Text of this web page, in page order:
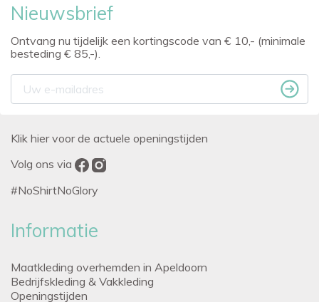
Nieuwsbrief
Ontvang nu tijdelijk een kortingscode van € 10,- (minimale
besteding € 85,-).
Klik hier voor de actuele openingstijden
Volg ons via
#NoShirtNoGlory
Informatie
Maatkleding overhemden in Apeldoorn
Bedrijfskleding & Vakkleding
Openingstijden